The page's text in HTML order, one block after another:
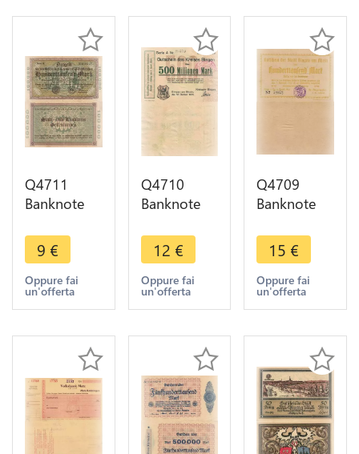
Make offer
M Offer
Notgeld
Q4711
Banknote
Landkreis
Gelsenkirchen
Stadt
100000
Notgeld
9 €
Oppure fai
un'offerta
Q4710
Banknote
Bingen Am
Rhein 500
Millionen
Mark 1923
Offer
12 €
Oppure fai
un'offerta
Q4709
Banknote
Bingen Am
Rhein Stadt
100000
Mark 1923
15 €
Oppure fai
un'offerta